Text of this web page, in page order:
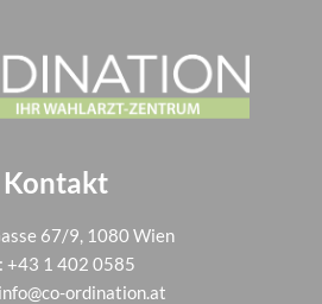
Kontakt
67/9, 1080 Wien
+43 1 402 0585
info@co-ordination.at